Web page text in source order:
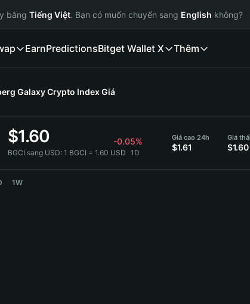
bằng Tiếng Việt. Bạn có muốn chuyển sang English không?
EarnPredictionsBitget Wallet X Thêm
Galaxy Crypto IndexGiá
$1.60 -0.05%
BGCI sang USD: 1 BGCI = 1.60 USD 1D
Giá cao 24h
$1.61
Giá
$1.60
1W